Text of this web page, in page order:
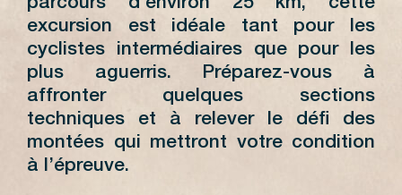
parcours d’environ 25 km, cette
excursion est idéale tant pour les
cyclistes intermédiaires que pour les
plus aguerris. Préparez-vous à
affronter quelques sections
techniques et à relever le défi des
montées qui mettront votre condition
à l’épreuve.